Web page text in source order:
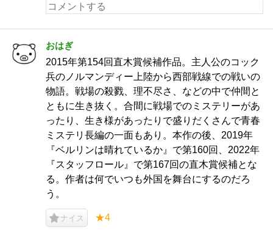
おはぎ
2015年第154回直木賞候補作品。主人公のコック
兵のノルマンディー上陸から西部戦線での戦いの
物語。戦場の殺戮、理不尽さ、などの中で仲間と
ともに生き抜く。合間に戦場でのミステリーがあ
ったり、生き様があったりで盛りだくさんで青春
ミステリ長編の一面もあり。本作の後、2019年
『ベルリンは晴れているか』で第160回、2022年
『スタッフロール』で第167回の直木賞候補とな
る。作者は何でいつも外国を舞台にするのだろ
う。
ナイス ★4